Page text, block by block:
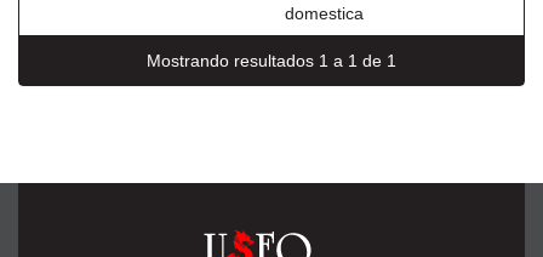
domestica
Mostrando resultados 1 a 1 de 1